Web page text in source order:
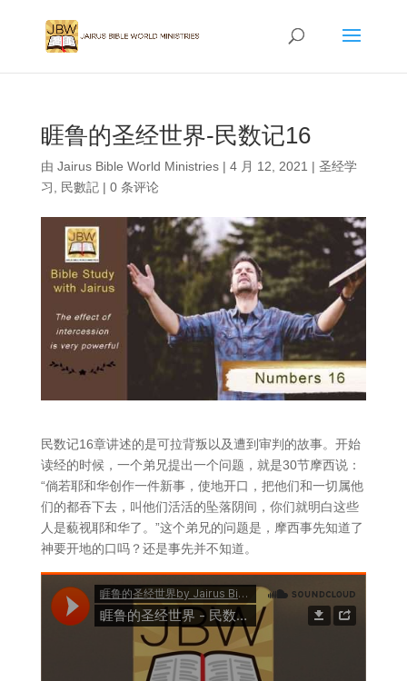
睚鲁的圣经世界-民数记16
由 Jairus Bible World Ministries| 4 月 12, 2021 | 圣经学
习
民數記| 0 条评论
民数记16章讲述的是可拉背叛以及遭到审判的故事。开始
读经的时候，一个弟兄提出一个问题，就是30节摩西说：
“倘若耶和华创作一件新事，使地开口，把他们和一切属他
们的都吞下去，叫他们活活的坠落阴间，你们就明白这些
人是藐视耶和华了。”这个弟兄的问题是，摩西事先知道了
神要开地的口吗？还是事先并不知道。